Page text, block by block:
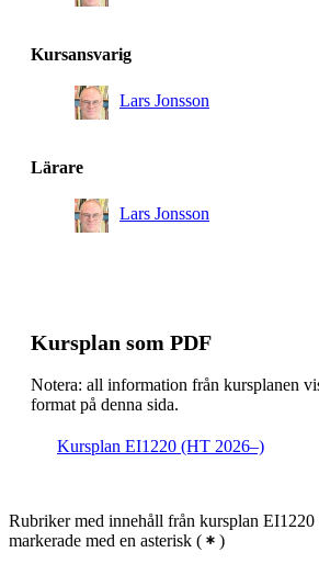
Kursansvarig
Lars Jonsson
Lärare
Lars Jonsson
Kursplan som PDF
Notera: all information från kursplanen
format på denna sida.
Kursplan EI1220 (HT 2026–)
Rubriker med innehåll från kursplan
markerade med en asterisk ( )